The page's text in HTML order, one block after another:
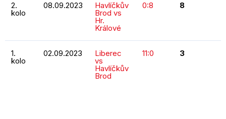
2.
kolo
08.09.2023 Havlíčkův
Brod vs
Hr.
Králové
0:8 8
1.
kolo
02.09.2023 Liberec
vs
Havlíčkův
Brod
11:0 3